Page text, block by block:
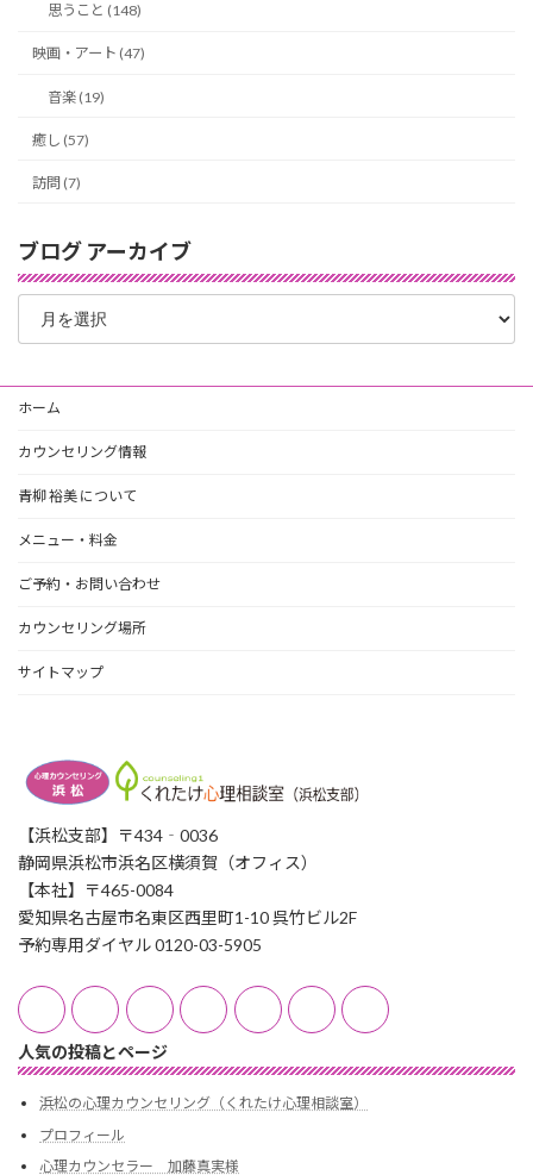
思うこと (148)
映画・アート (47)
音楽 (19)
癒し (57)
訪問 (7)
ブログ アーカイブ
ブ
グ
ー
カ
ブ
ホーム
カウンセリング情報
青柳 裕美 について
メニュー・料金
ご予約・お問い合わせ
カウンセリング場所
サイトマップ
【浜松支部】〒434‐0036
静岡県浜松市浜名区横須賀（オフィス）
【本社】〒465-0084
愛知県名古屋市名東区西里町1-10 呉竹ビル2F
予約専用ダイヤル 0120-03-5905
人気の投稿とページ
浜松の心理カウンセリング（くれたけ心理相談室）
プロフィール
心理カウンセラー 加藤真実様